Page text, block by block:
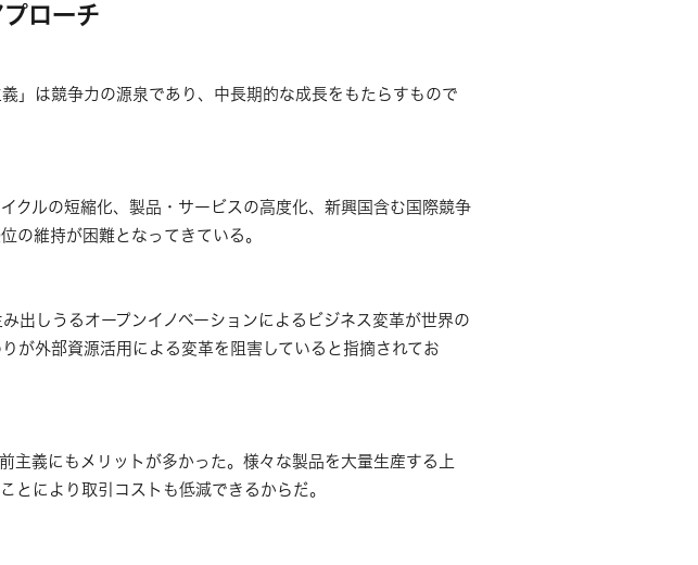
ローチ
」は競争力の源泉であり、中長期的な成長をもたらすもので
ルの短縮化、製品・サービスの高度化、新興国含む国際競争
の維持が困難となってきている。
しうるオープンイノベーションによるビジネス変革が世界の
が外部資源活用による変革を阻害していると指摘されてお
義にもメリットが多かった。様々な製品を大量生産する上
とにより取引コストも低減できるからだ。